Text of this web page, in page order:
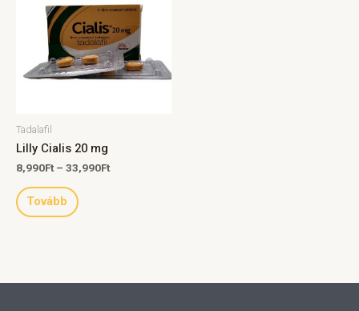
Tadalafil
Lilly Cialis 20 mg
8,990Ft– 33,990Ft
Tovább